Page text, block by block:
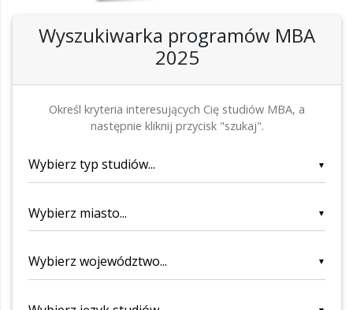
Wyszukiwarka programów MBA
2025
Określ kryteria interesujących Cię studiów MBA, a
następnie kliknij przycisk "szukaj".
▼
▼
▼